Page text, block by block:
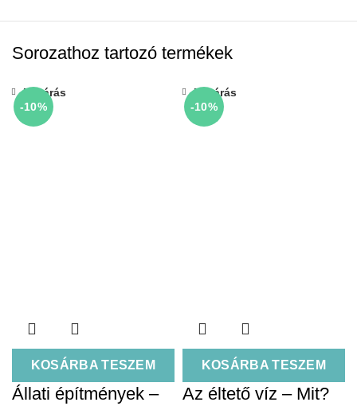
Sorozathoz tartozó termékek
-10%
KOSÁRBA TESZEM
Bezárás
Állati építmények –
-10%
KOSÁRBA TESZEM
Bezárás
Az éltető víz – Mit?